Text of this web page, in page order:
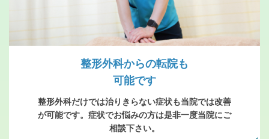
整形外科からの転院も
可能です
整形外科だけでは治りきらない症状も当院では改善
が可能です。症状でお悩みの方は是非一度当院にご
相談下さい。